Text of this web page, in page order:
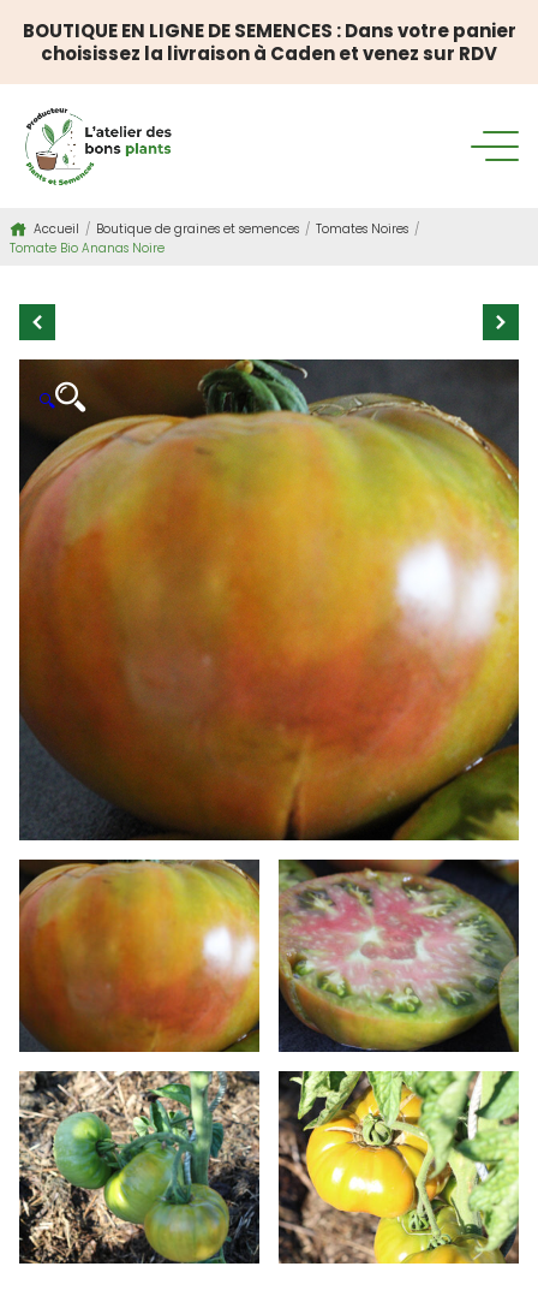
BOUTIQUE EN LIGNE DE SEMENCES : Dans votre panier
choisissez la livraison à Caden et venez sur RDV
Accueil / Boutique de graines et semences / Tomates Noires /
Tomate Bio Ananas Noire
🔍